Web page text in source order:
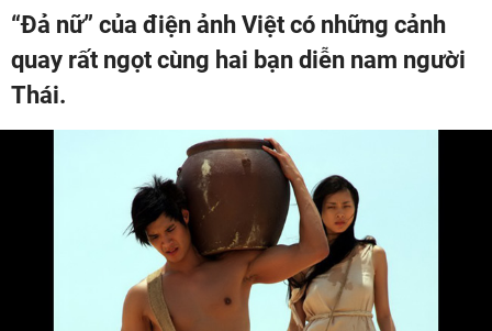
“Đả nữ” của điện ảnh Việt có những cảnh
quay rất ngọt cùng hai bạn diễn nam người
Thái.